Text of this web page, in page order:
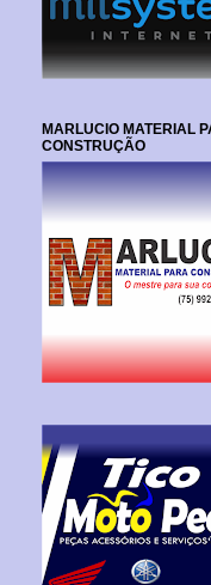
MARLUCIO MATERIAL
CONSTRUÇÃO